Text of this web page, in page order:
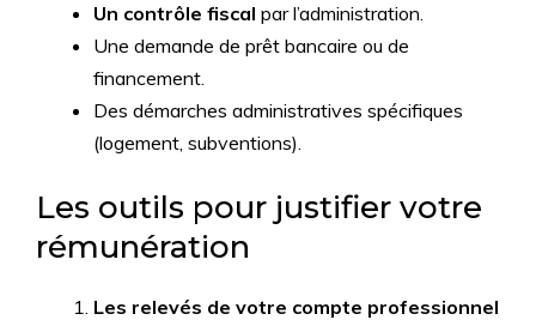
Un contrôle fiscal par l’administration.
Une demande de prêt bancaire ou de
financement.
Des démarches administratives spécifiques
(logement, subventions).
Les outils pour justifier votre
rémunération
Les relevés de votre compte professionnel